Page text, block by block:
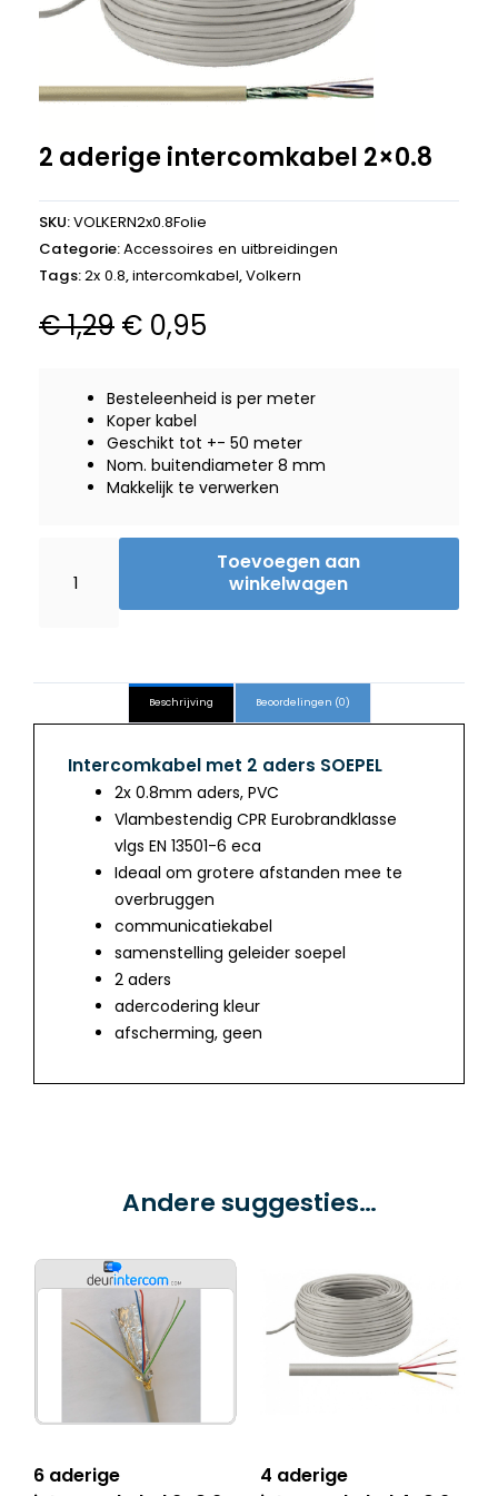
2 aderige intercomkabel 2×0.8
SKU:VOLKERN2x0.8Folie
Categorie:Accessoires en uitbreidingen
Tags:2x 0.8,intercomkabel,Volkern
€1,29 Oorspronkelijke
was:
€ 1,29.
€ 0,95
is:
Besteleenheid is per meter
Koper kabel
Geschikt tot +- 50 meter
Nom. buitendiameter 8 mm
Makkelijk te verwerken
intercomkabel
Toevoegen aan
winkelwagen
Beschrijving Beoordelingen (0)
Intercomkabel met 2 aders SOEPEL
2x 0.8mm aders, PVC
Vlambestendig CPR Eurobrandklasse
vlgs EN 13501-6 eca
Ideaal om grotere afstanden mee te
overbruggen
communicatiekabel
samenstelling geleider soepel
2 aders
adercodering kleur
afscherming, geen
Andere suggesties…
6 aderige
4 aderige